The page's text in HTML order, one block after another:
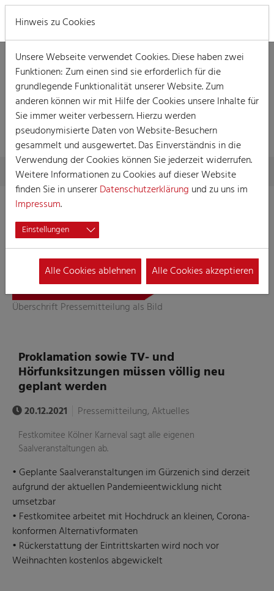
PRESSE
Skip to main content
You are here:
Home Presse
Überschrift Pressemitteilung als Bild
Proklamation sowie TV- und
Hörfunksitzungen müssen völlig neu
geplant werden
20.12.2021 Pressemitteilung, Aktuelles
Festkomitee Kölner Karneval sagt alle eigenen
Saalveranstaltungen ab.
• Geplante Saalveranstaltungen im Gürzenich sind derzeit
aufgrund der aktuellen Pandemieentwicklung nicht
umsetzbar
• Festkomitee arbeitet mit Hochdruck an kleinen, Corona-
konformen Alternativformaten
• Rückerstattung der Eintrittskarten wird noch vor
Weihnachten kostenlos abgewickelt
Hinweis zu Cookies
Unsere Webseite verwendet Cookies. Diese haben zwei
Funktionen: Zum einen sind sie erforderlich für die
grundlegende Funktionalität unserer Website. Zum
anderen können wir mit Hilfe der Cookies unsere Inhalte für
Sie immer weiter verbessern. Hierzu werden
pseudonymisierte Daten von Website-Besuchern
gesammelt und ausgewertet. Das Einverständnis in die
Verwendung der Cookies können Sie jederzeit widerrufen.
Weitere Informationen zu Cookies auf dieser Website
finden Sie in unsererDatenschutzerklärung und zu uns im
Impressum.
Einstellungen
Alle Cookies ablehnen Alle Cookies akzeptieren